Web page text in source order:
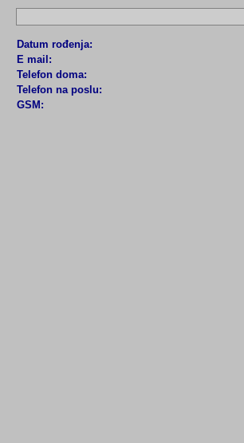
Datum rođenja:
E mail:
Telefon doma:
Telefon na poslu:
GSM: